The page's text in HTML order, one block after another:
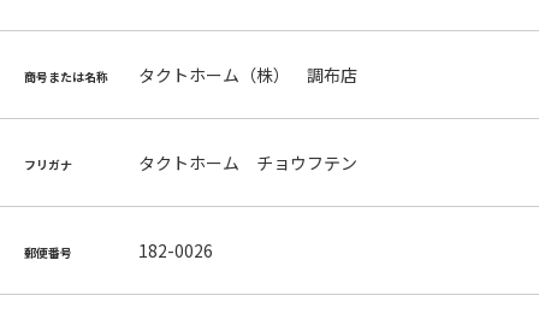
商号または名称 タクトホーム（株） 調布店
フリガナ タクトホーム チョウフテン
郵便番号 182-0026